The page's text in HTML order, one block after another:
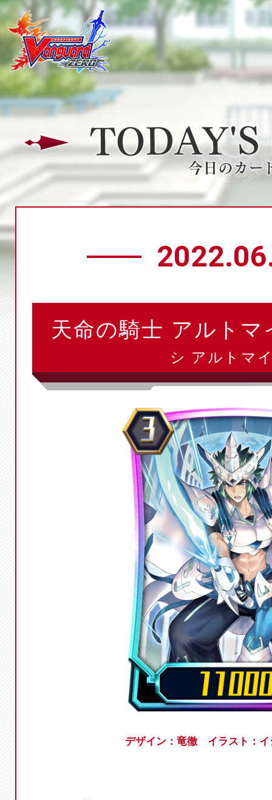
天命の騎士 アルトマ
シ アルトマ
デザイン：竜徹 イラスト：イ